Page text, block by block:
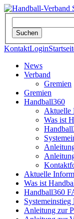
KontaktLogin
News
Verband
Gremien
Gremien
Handball360
Aktuelle
Was ist
Aktuelle
Was ist
Handball360
Systemeinstieg
Anleitung zur